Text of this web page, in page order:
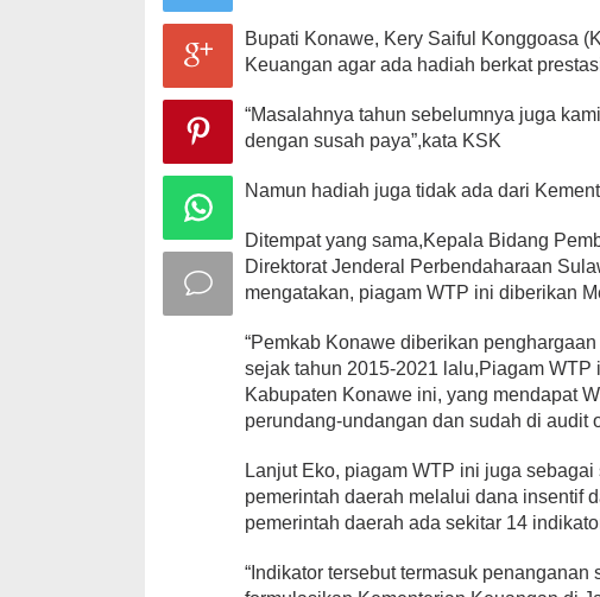
Bupati Konawe, Kery Saiful Konggoasa
Keuangan agar ada hadiah berkat
“Masalahnya tahun sebelumnya juga
dengan susah paya”,kata KSK
Namun hadiah juga tidak ada dari
Ditempat yang sama,Kepala Bidang
Direktorat Jenderal Perbendaharaan
mengatakan, piagam WTP ini diberikan
“Pemkab Konawe diberikan
sejak tahun 2015-2021 lalu,Piagam
Kabupaten Konawe ini, yang mendapat
perundang-undangan dan sudah di audit
Lanjut Eko, piagam WTP ini juga
pemerintah daerah melalui dana insentif
pemerintah daerah ada sekitar 14
“Indikator tersebut termasuk